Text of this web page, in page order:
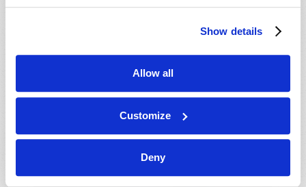
Show details
Allow all
Customize
Deny
LIRE CE NUMÉRO PDF